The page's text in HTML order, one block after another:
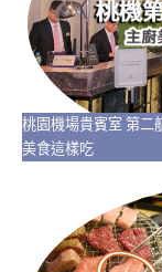
桃園機場貴賓室 第二
美食這樣吃